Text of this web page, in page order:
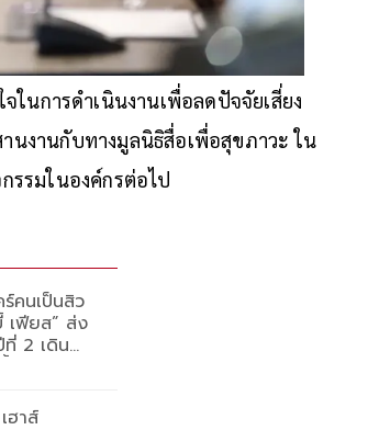
นการดำเนินงานเพื่อลดปัจจัยเสี่ยง
นงานกับทางมูลนิธิสื่อเพื่อสุขภาวะ ใน
รรมในองค์กรต่อไป
คนเป็นสิว
เฟียส” ส่ง
ที่ 2 เดิน
ภาพผู้นำ
ฮาส์